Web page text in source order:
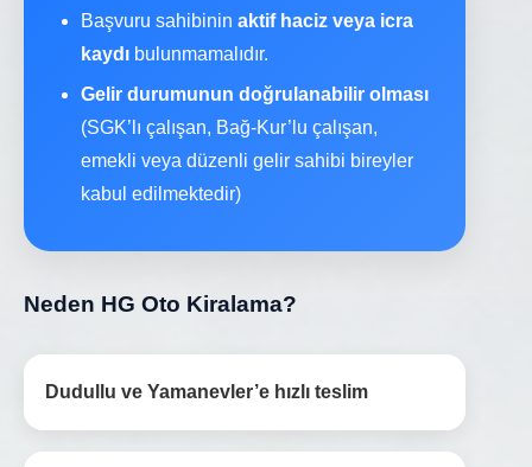
Başvuru sahibinin aktif haciz veya icra
kaydı bulunmamalıdır.
Gelir durumunun doğrulanabilir olması
(SGK’lı çalışan, Bağ-Kur’lu çalışan,
emekli veya düzenli gelir sahibi bireyler
kabul edilmektedir)
Neden HG Oto Kiralama?
Dudullu ve Yamanevler’e hızlı teslim